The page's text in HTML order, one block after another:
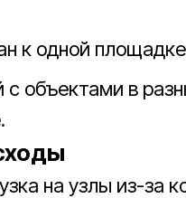
к одной
объектами в
на узлы из-за